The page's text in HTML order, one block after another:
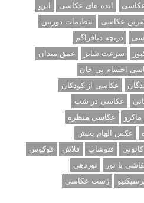
عکاسی ایده های عکاسی
ایزو
عکاسی
تنظیمات دوربین
دریچه دیافراگم
سرعت شاتر
عمق میدان
اجسام بی جان
عکاسی از کودکان
عکاسی در شب
عکاسی منظره
عکس الهام بخش
فتوشاپ فلاش
فوکوس
با نور
نوردهی
ژست عکاسی